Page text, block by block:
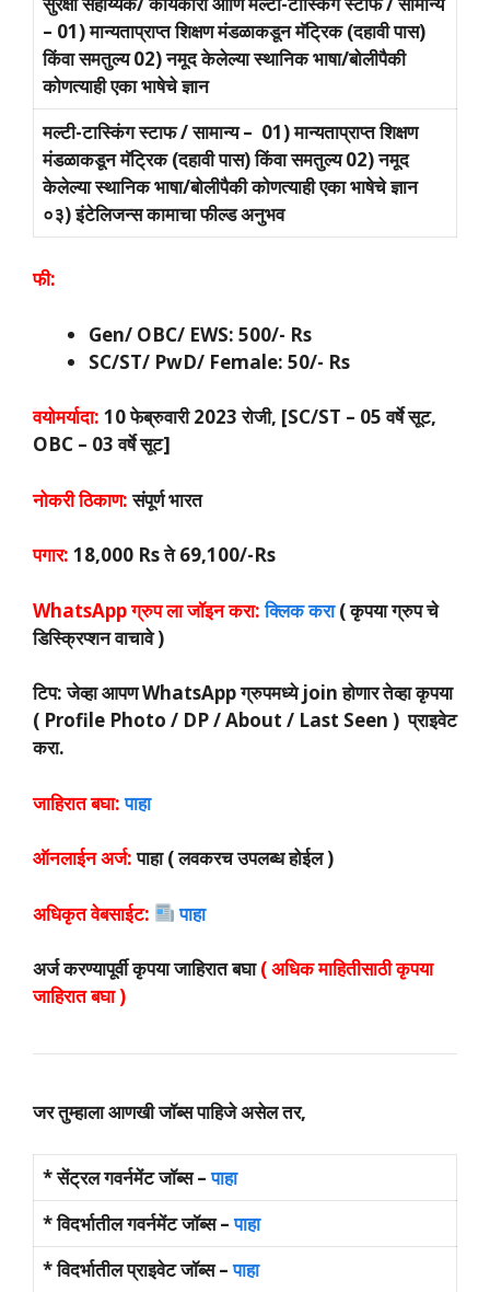
– 01) मान्यताप्राप्त शिक्षण मंडळाकडून मॅट्रिक (दहावी पास)
किंवा समतुल्य 02) नमूद केलेल्या स्थानिक भाषा/बोलीपैकी
कोणत्याही एका भाषेचे ज्ञान
मल्टी-टास्किंग स्टाफ / सामान्य – 01) मान्यताप्राप्त शिक्षण
मंडळाकडून मॅट्रिक (दहावी पास) किंवा समतुल्य 02) नमूद
केलेल्या स्थानिक भाषा/बोलीपैकी कोणत्याही एका भाषेचे ज्ञान
०३) इंटेलिजन्स कामाचा फील्ड अनुभव
फी:
Gen/ OBC/ EWS: 500/- Rs
SC/ST/ PwD/ Female: 50/- Rs
वयोमर्यादा: 10 फेब्रुवारी 2023 रोजी, [SC/ST – 05 वर्षे सूट,
OBC – 03 वर्षे सूट]
नोकरी ठिकाण:संपूर्ण भारत
पगार: 18,000 Rs ते 69,100/-Rs
WhatsApp ग्रुप ला जॉइन करा: क्लिक करा( कृपया ग्रुप चे
डिस्क्रिप्शन वाचावे )
टिप: जेव्हा आपण WhatsApp ग्रुपमध्ये join होणार तेव्हा कृपया
( Profile Photo / DP / About / Last Seen ) प्राइवेट
करा.
जाहिरात बघा:पाहा
ऑनलाईन अर्ज:पाहा ( लवकरच उपलब्ध होईल )
अधिकृत वेबसाईट: पाहा
अर्ज करण्यापूर्वी कृपया जाहिरात बघा( अधिक माहितीसाठी कृपया
जाहिरात बघा )
जर तुम्हाला आणखी जॉब्स पाहिजे असेल तर,
* सेंट्रल गवर्नमेंट जॉब्स –पाहा
* विदर्भातील गवर्नमेंट जॉब्स –पाहा
* विदर्भातील प्राइवेट जॉब्स –पाहा